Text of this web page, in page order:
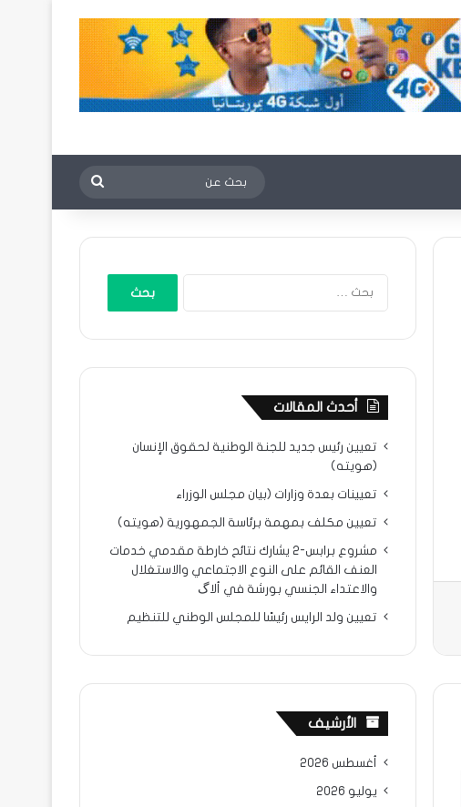
بحث
عن
أحدث المقالات
تعيين رئيس جديد للجنة الوطنية لحقوق الإنسان
(هويته)
تعيينات بعدة وزارات (بيان مجلس الوزراء
تعيين مكلف بمهمة برئاسة الجمهورية (هويته)
مشروع برابس-2 يشارك نتائح خارطة مقدمي خدمات
العنف القائم على النوع الاجتماعي والاستغلال
والاعتداء الجنسي بورشة في ألاگ
تعيين ولد الرايس رئيسًا للمجلس الوطني للتنظيم
الأرشيف
أغسطس 2026
يوليو 2026